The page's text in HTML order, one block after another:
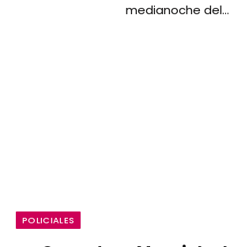
medianoche del…
POLICIALES